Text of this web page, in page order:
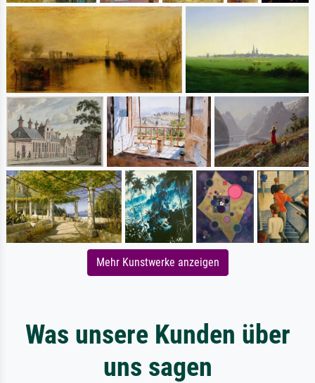
Mehr Kunstwerke anzeigen
Was unsere Kunden über
uns sagen